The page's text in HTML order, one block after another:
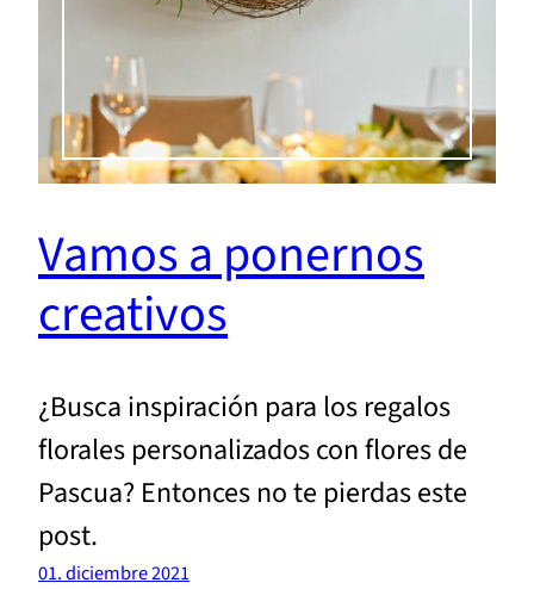
Vamos a ponernos
creativos
¿Busca inspiración para los regalos
florales personalizados con flores de
Pascua? Entonces no te pierdas este
post.
01. diciembre 2021